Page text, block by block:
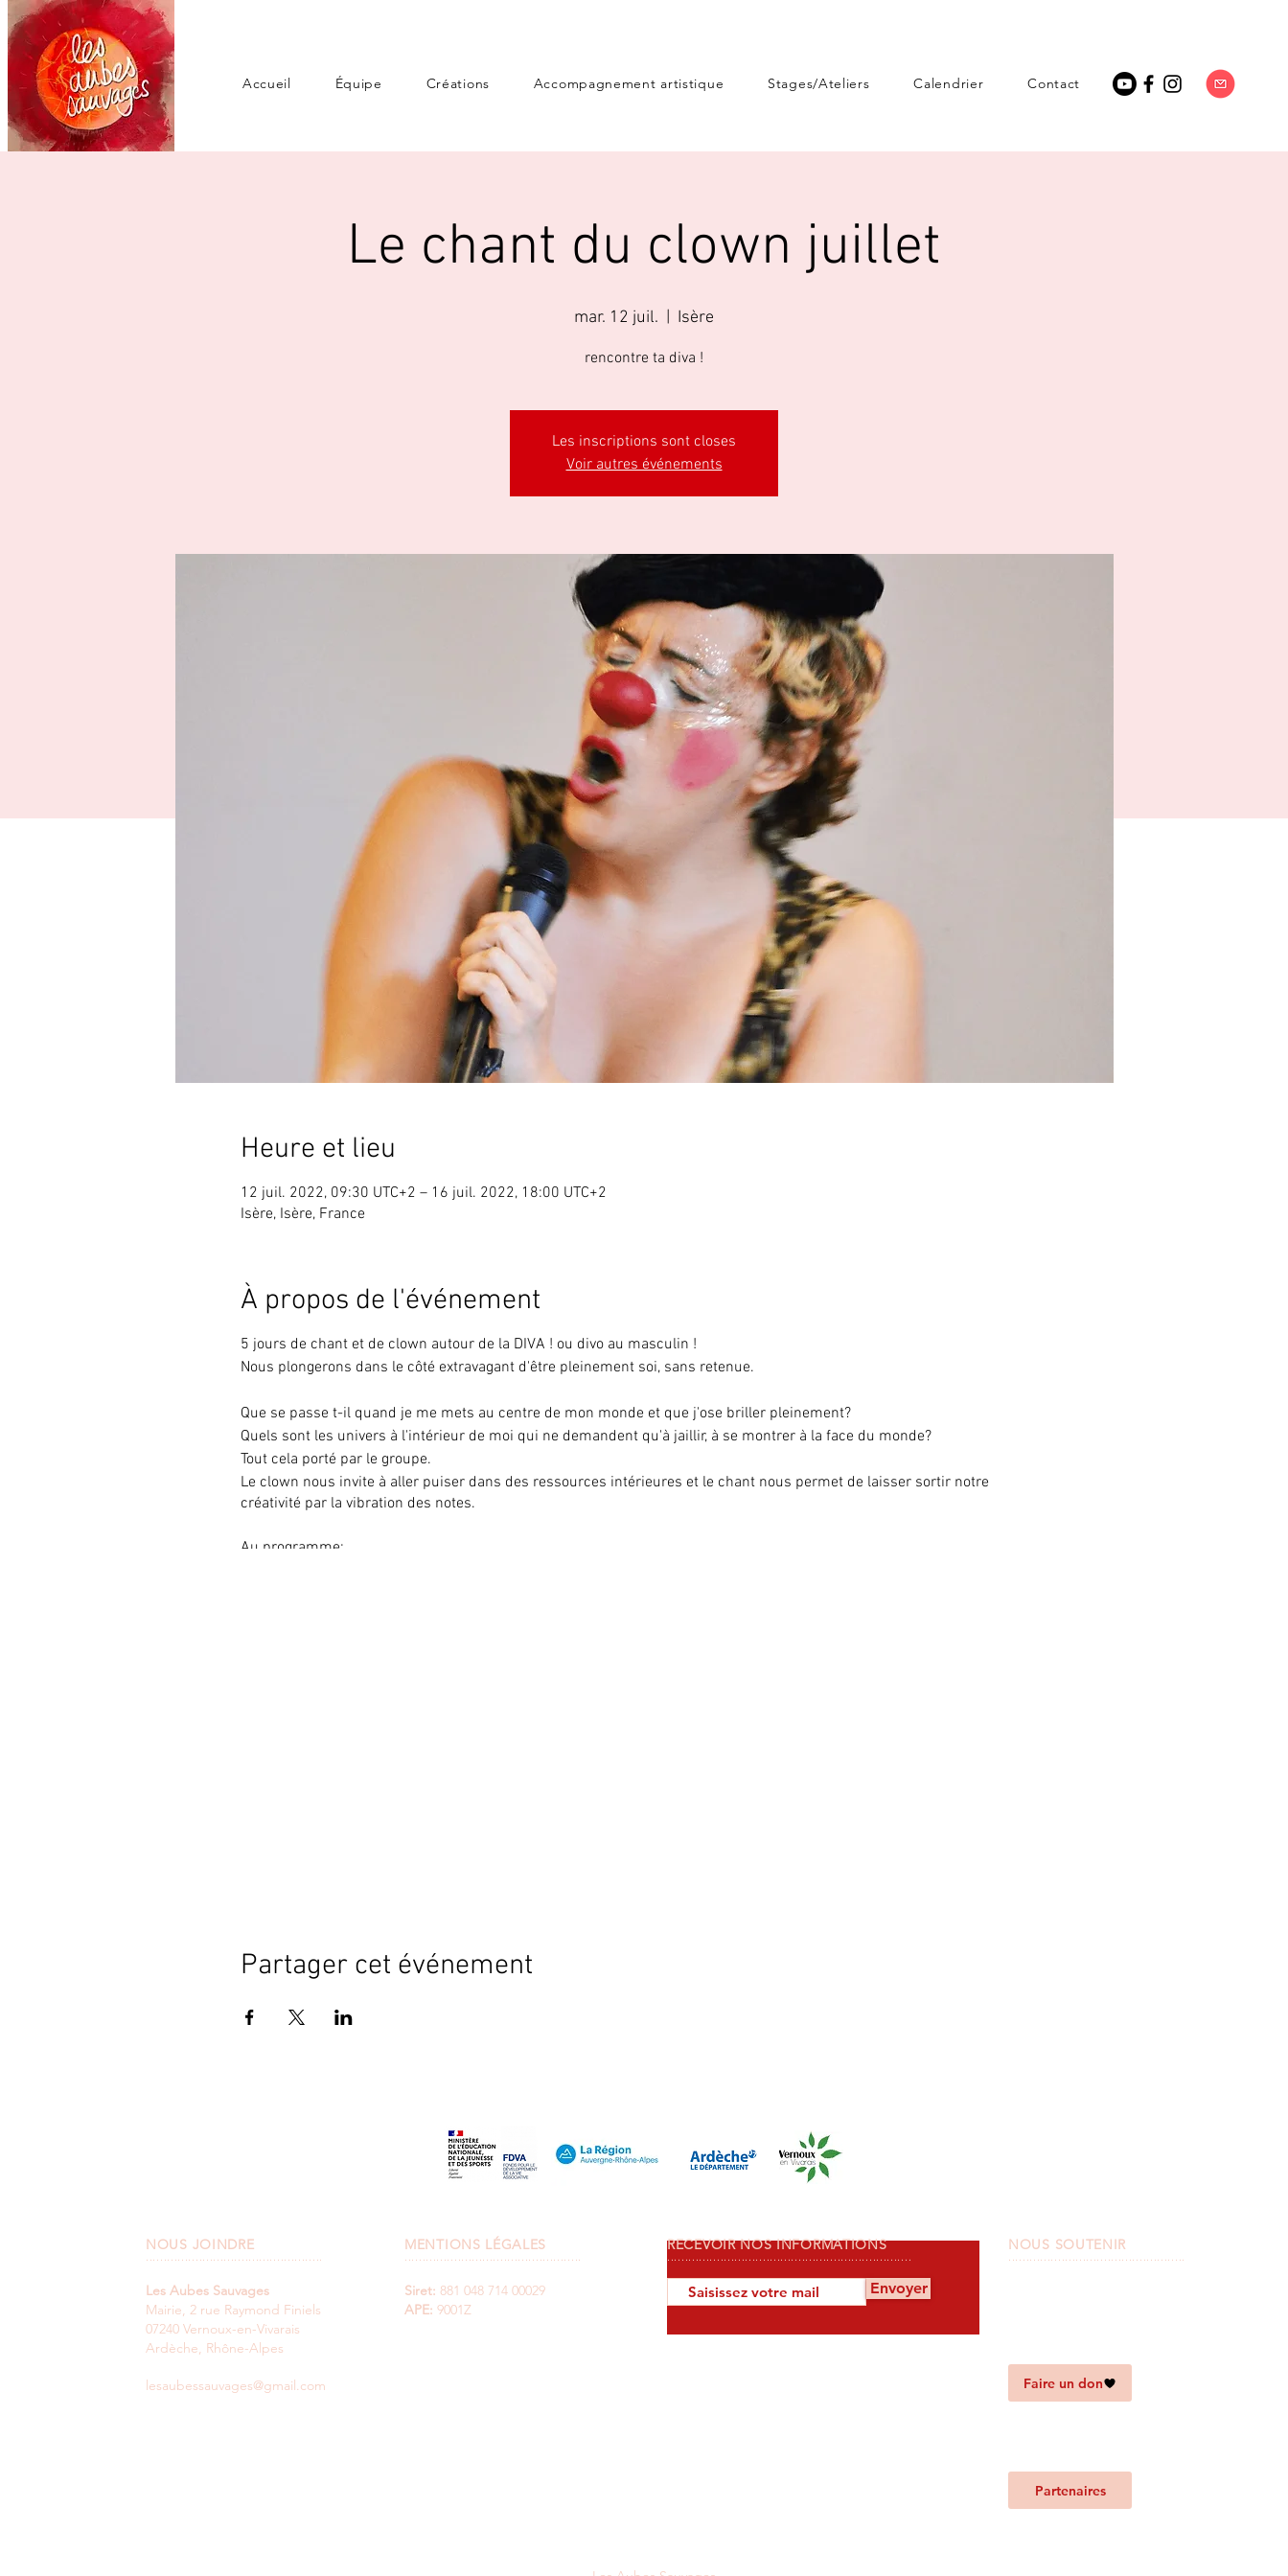
Accueil Équipe Créations Accompagnement artistique Stages/Ateliers Calendrier Contact
Le chant du clown juillet
mar. 12 juil. Isère
rencontre ta diva !
Les inscriptions sont closes
Voir autres événements
Heure et lieu
12 juil. 2022, 09:30 UTC+2 – 16 juil. 2022, 18:00 UTC+2
Isère, Isère, France
À propos de l'événement
5 jours de chant et de clown autour de la DIVA ! ou divo au masculin !
Nous plongerons dans le côté extravagant d'être pleinement soi, sans retenue.
Que se passe t-il quand je me mets au centre de mon monde et que j'ose briller pleinement?
Quels sont les univers à l'intérieur de moi qui ne demandent qu'à jaillir, à se montrer à la face du monde?
Tout cela porté par le groupe.
Le clown nous invite à aller puiser dans des ressources intérieures et le chant nous permet de laisser sortir notre
créativité par la vibration des notes.
Au programme:
Partager cet événement
NOUS JOINDRE
..................................................
Les Aubes Sauvages
Mairie, 2 rue Raymond Finiels
07240 Vernoux-en-Vivarais
Ardèche, Rhône-Alpes
lesaubessauvages@gmail.com
MENTIONS LÉGALES
..................................................
Siret: 881 048 714 00029
APE: 9001Z
Envoyer
RECEVOIR NOS INFORMATIONS
.....................................................................
NOUS SOUTENIR
..................................................
Faire un don
Partenaires